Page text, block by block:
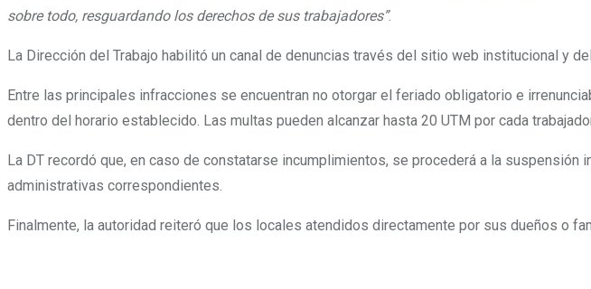
sobre todo, resguardando los derechos de sus trabajadores”.
La Dirección del Trabajo habilitó un canal de denuncias través del sitio web institucional y
Entre las principales infracciones se encuentran no otorgar el feriado obligatorio e
dentro del horario establecido. Las multas pueden alcanzar hasta 20 UTM por cada
La DT recordó que, en caso de constatarse incumplimientos, se procederá a la
administrativas correspondientes.
Finalmente, la autoridad reiteró que los locales atendidos directamente por sus dueños o